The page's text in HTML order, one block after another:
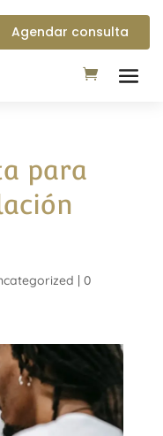
Agendar consulta
para
| 0